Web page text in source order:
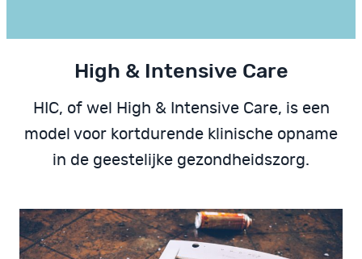
High & Intensive Care
HIC, of wel High & Intensive Care, is een
model voor kortdurende klinische opname
in de geestelijke gezondheidszorg.